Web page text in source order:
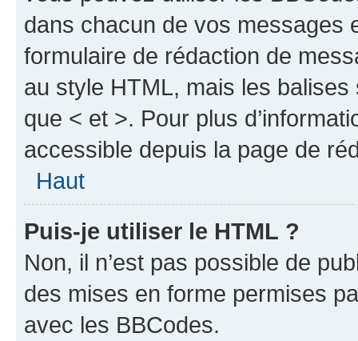
dans chacun de vos messages
formulaire de rédaction de
au style HTML, mais les
que < et >. Pour plus
accessible depuis la page de
Haut
Puis-je utiliser le HTML ?
Non, il n’est pas possible de
des mises en forme permises
avec les BBCodes.